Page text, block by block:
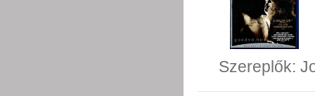
Szereplők: